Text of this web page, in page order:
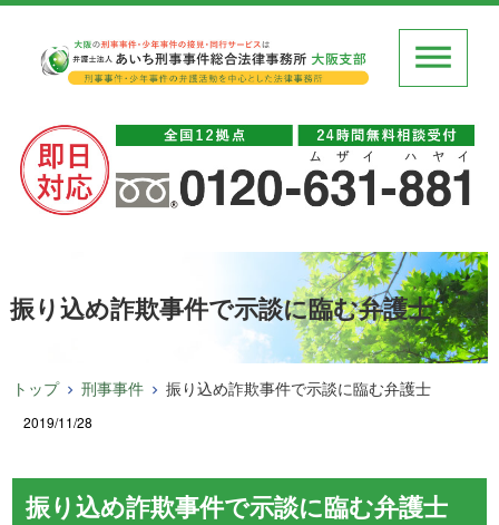
振り込め詐欺事件で示談に臨む弁護士
トップ 刑事事件 振り込め詐欺事件で示談に臨む弁護士
2019/11/28
振り込め詐欺事件で示談に臨む弁護士